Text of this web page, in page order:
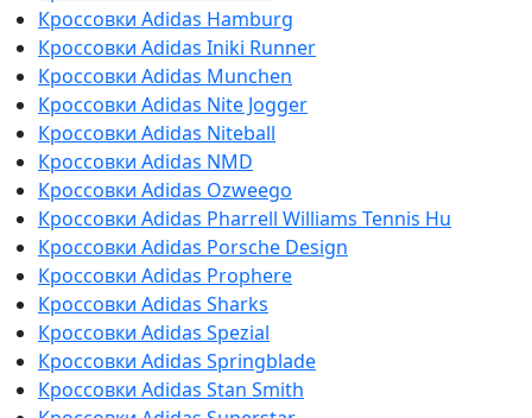
Кроссовки Adidas Hamburg
Кроссовки Adidas Iniki Runner
Кроссовки Adidas Munchen
Кроссовки Adidas Nite Jogger
Кроссовки Adidas Niteball
Кроссовки Adidas NMD
Кроссовки Adidas Ozweego
Кроссовки Adidas Pharrell Williams Tennis Hu
Кроссовки Adidas Porsche Design
Кроссовки Adidas Prophere
Кроссовки Adidas Sharks
Кроссовки Adidas Spezial
Кроссовки Adidas Springblade
Кроссовки Adidas Stan Smith